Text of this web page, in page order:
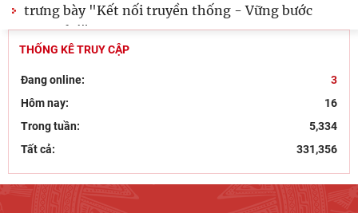
trưng bày "Kết nối truyền thống - Vững bước
tương lai"
ĐÓN TIẾP TS. ELENA GORDIENKO: TĂNG
CƯỜNG TRAO ĐỔI HỌC THUẬT VỀ TÔN GIÁO VÀ
VĂN HÓA GIỮA VIỆT NAM VÀ
Lễ ký kết Thỏa thuận hợp tác giữa Viện Hàn lâm
Khoa học xã hội Việt Nam và Tỉnh ủy Cao Bằng
Khai mạc trưng bày “Kết nối truyền thống, vững
THỐNG KÊ TRUY CẬP
Đang online:
3
Hôm nay:
16
Trong tuần:
5,334
Tất cả:
331,356